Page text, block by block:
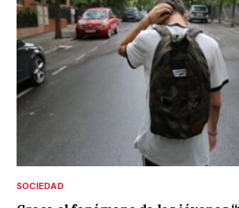
SOCIEDAD